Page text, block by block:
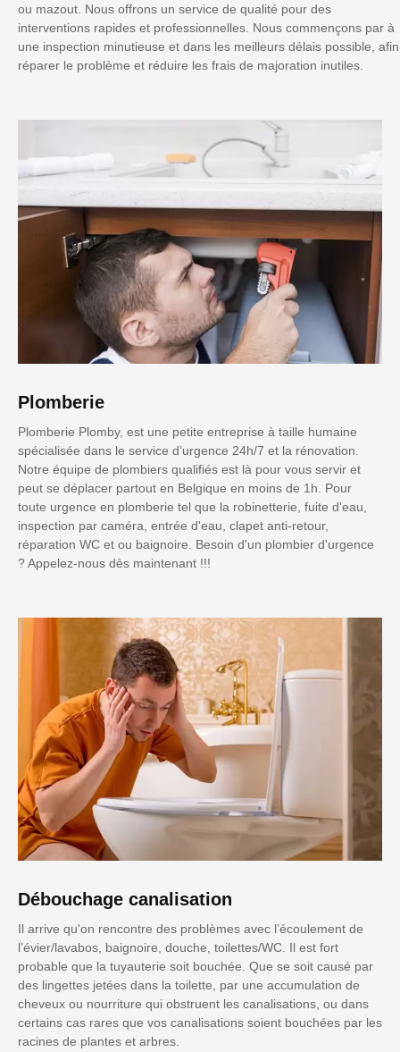
ou mazout. Nous offrons un service de qualité pour des
interventions rapides et professionnelles. Nous commençons par à
une inspection minutieuse et dans les meilleurs délais possible, afin
réparer le problème et réduire les frais de majoration inutiles.
Plomberie
Plomberie Plomby, est une petite entreprise à taille humaine
spécialisée dans le service d’urgence 24h/7 et la rénovation.
Notre équipe de plombiers qualifiés est là pour vous servir et
peut se déplacer partout en Belgique en moins de 1h. Pour
toute urgence en plomberie tel que la robinetterie, fuite d'eau,
inspection par caméra, entrée d'eau, clapet anti-retour,
réparation WC et ou baignoire. Besoin d'un plombier d'urgence
? Appelez-nous dès maintenant !!!
Débouchage canalisation
Il arrive qu'on rencontre des problèmes avec l’écoulement de
l’évier/lavabos, baignoire, douche, toilettes/WC. Il est fort
probable que la tuyauterie soit bouchée. Que se soit causé par
des lingettes jetées dans la toilette, par une accumulation de
cheveux ou nourriture qui obstruent les canalisations, ou dans
certains cas rares que vos canalisations soient bouchées par les
racines de plantes et arbres.